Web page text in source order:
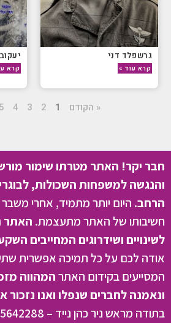
גרשפלד דני
קרא עוד » קרא
« הקודם 1
2
3
4
5
חבר יקר! האתר מטרתו שימור
והנגשה למשפחות השכולות,
הרחב.
חשיבותו של האתר מתעצמת. האתר
לשינויים ושידרוגים המחייבים
אודה לכם על כל תמיכה אפשרית
המסייעים בקידום האתרהמהווה
ונאמנה לחברים שנפלו ואנו נזכור